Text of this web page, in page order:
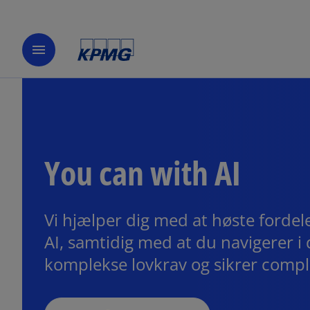
menu
You can with AI
Vi hjælper dig med at høste
AI, samtidig med at du navigerer i
komplekse lovkrav og sikrer